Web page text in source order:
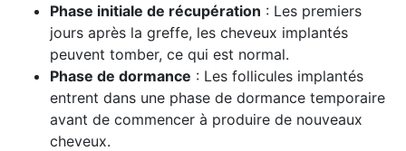
Phase initiale de récupération : Les premiers
jours après la greffe, les cheveux implantés
peuvent tomber, ce qui est normal.
Phase de dormance : Les follicules implantés
entrent dans une phase de dormance temporaire
avant de commencer à produire de nouveaux
cheveux.